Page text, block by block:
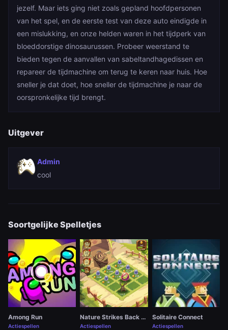
jezelf. Maar iets ging niet zoals gepland hoofdpersonen
van het spel, en de eerste test van deze auto eindigde in
een mislukking, en onze helden waren in het tijdperk van
bloeddorstige dinosaurussen. Probeer weerstand te
bieden tegen de aanvallen van sabeltandhagedissen en
repareer de tijdmachine om terug te keren naar huis. Hoe
sneller je dat doet, hoe sneller de tijdmachine je naar de
oorspronkelijke tijd brengt.
Uitgever
Admin
cool
Soortgelijke Spelletjes
Among Run
Actiespellen
Nature Strikes Back Html5
Actiespellen
Solitaire Connect
Actiespellen